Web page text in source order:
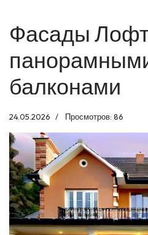
Фасады
балконами
24.05.2026 Просмотров: 86